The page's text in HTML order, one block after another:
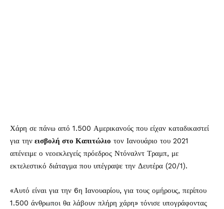
Χάρη σε πάνω από 1.500 Αμερικανούς που είχαν καταδικαστεί
για την εισβολή στο Καπιτώλιο τον Ιανουάριο του 2021
απένειμε ο νεοεκλεγείς πρόεδρος Ντόναλντ Τραμπ, με
εκτελεστικό διάταγμα που υπέγραψε την Δευτέρα (20/1).
«Αυτό είναι για την 6η Ιανουαρίου, για τους ομήρους, περίπου
1.500 άνθρωποι θα λάβουν πλήρη χάρη» τόνισε υπογράφοντας